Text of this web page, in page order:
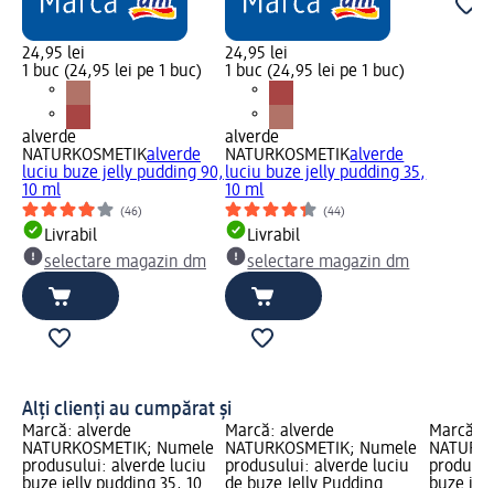
24,95 lei
1 buc (24,95 lei pe 1 buc)
alverde
NATURKOSMETIKalverde
luciu buze jelly pudding 90,
10 ml
(46)
Livrabil
selectare magazin dm
24,95 lei
1 buc (24,95 lei pe 1 buc)
alverde
NATURKOSMETIKalverde
luciu buze jelly pudding 35,
10 ml
(44)
Livrabil
selectare magazin dm
Alți clienți au cumpărat și
Marcă: alverde
NATURKOSMETIK; Numele
produsului: alverde luciu
Marcă: alverde
NATURKOSMETIK; Numele
produsului: alverde luciu
Marcă: